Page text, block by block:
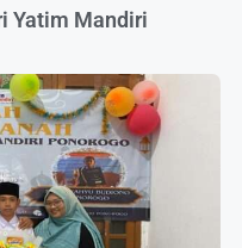
Yatim Mandiri